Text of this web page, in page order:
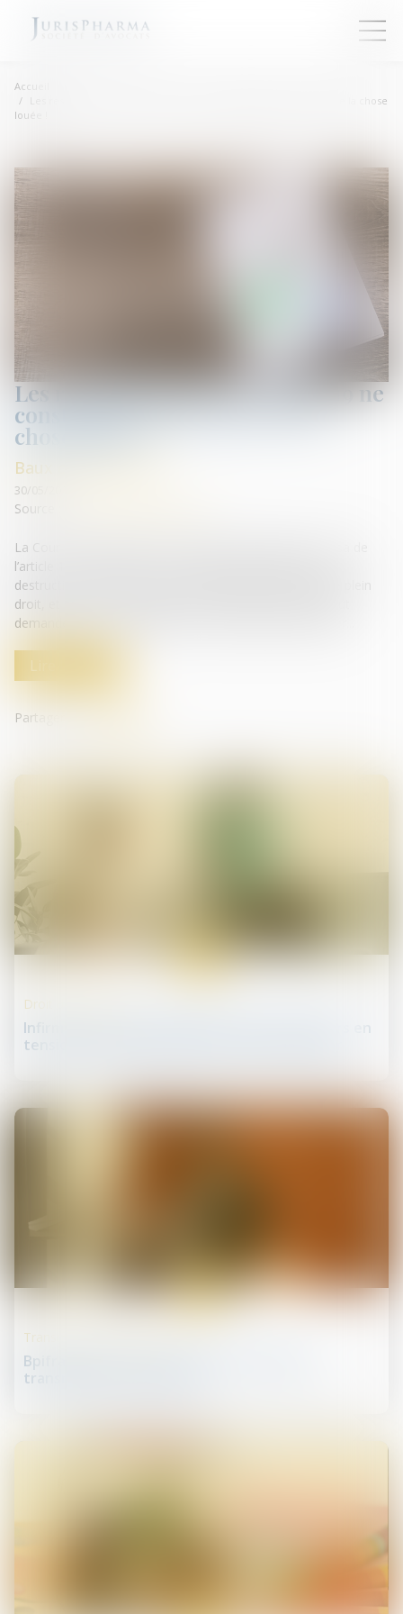
Accueil
Les restrictions liées au Covid-19 ne constituent pas une perte de la chose
louée !
Les restrictions liées au Covid-19 ne
constituent pas une perte de la
chose louée !
Baux commerciaux
30/05/2025
Source :
La Cour de cassation l’a une nouvelle fois rappelé, au visa de
l’article 1722 du Code civil. Ce texte prévoit qu’en cas de
destruction totale de la chose louée, le bail est résilié de plein
droit, et qu’en cas de destruction partielle, le preneur peut
demander soit une résiliation, soit une réduction du loyer...
Lire la suite
Partager sur
Infirmiers et aides-soignants parmi les métiers en
tension qui ouvrent droit à un titre de séjour
Droit des infirmiers
Bpifrance lance un nouveau prêt dédié à la
transmission d’entreprise
Transmission d’entreprise